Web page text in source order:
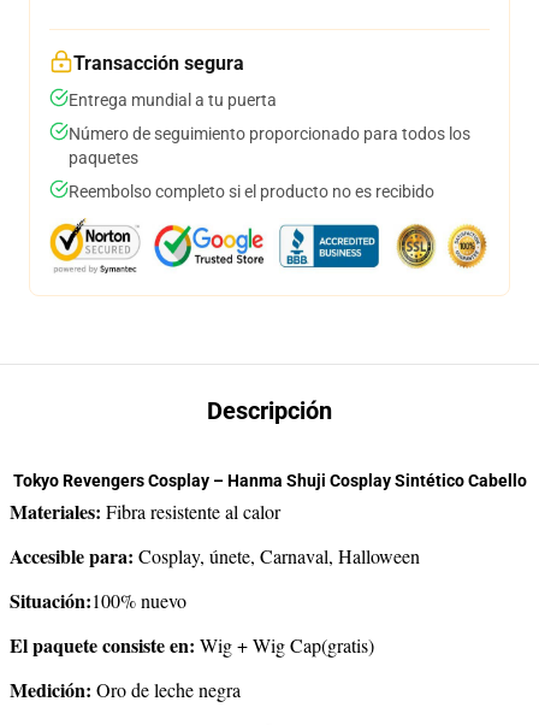
Transacción segura
Entrega mundial a tu puerta
Número de seguimiento proporcionado para todos los
paquetes
Reembolso completo si el producto no es recibido
Descripción
Tokyo Revengers Cosplay – Hanma Shuji Cosplay Sintético Cabello
Materiales: Fibra resistente al calor
Accesible para: Cosplay, únete, Carnaval, Halloween
Situación:100% nuevo
El paquete consiste en: Wig + Wig Cap(gratis)
Medición: Oro de leche negra